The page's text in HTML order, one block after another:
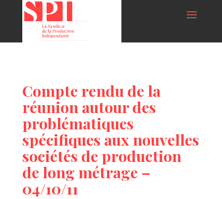
Compte rendu de la
réunion autour des
problématiques
spécifiques aux nouvelles
sociétés de production
de long métrage –
04/10/11